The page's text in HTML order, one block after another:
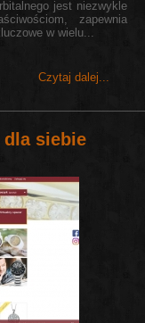
jest niezwykle
zapewnia
w wielu...
Czytaj dalej...
dla siebie